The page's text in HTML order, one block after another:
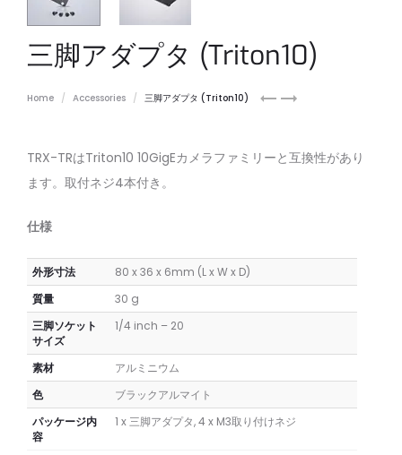
三脚アダプタ (Triton10)
Home Accessories 三脚アダプタ (Triton10)
Atlas10
Helios
Tripod
TRX-TRはTriton10 10GigEカメラファミリーと互換性があり
ます。取付ネジ4本付き。
仕様
外形寸法
80 x 36 x 6mm (L x W x D)
質量
30 g
三脚ソケット
サイズ
1/4 inch – 20
素材
アルミニウム
色
ブラックアルマイト
パッケージ内
容
1 x 三脚アダプタ, 4 x M3取り付けネジ